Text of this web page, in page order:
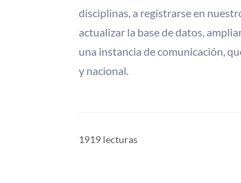
disciplinas, a registrarse en
actualizar la base de datos,
una instancia de comunicación,
y nacional.
1919 lecturas